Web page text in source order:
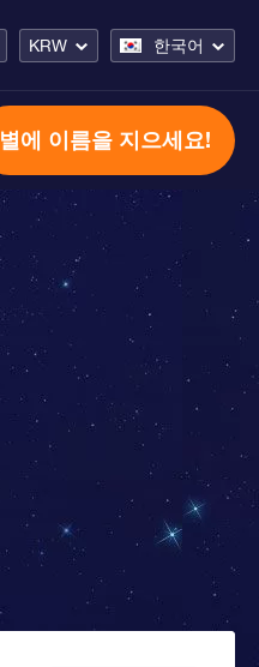
KRW 한국어
별에 이름을 지으세요!